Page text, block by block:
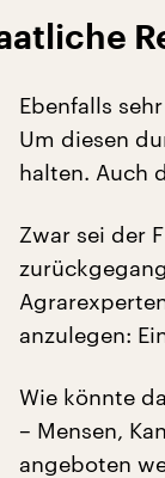
Ebenfalls
Um diesen
halten. Auch
Zwar sei der
anzulegen:
Wie könnte
– Mensen,
angeboten